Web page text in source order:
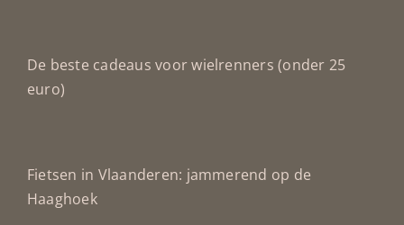
De beste cadeaus voor wielrenners (onder 25
euro)
Fietsen in Vlaanderen: jammerend op de
Haaghoek